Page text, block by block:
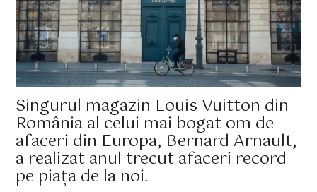
Singurul magazin Louis Vuitton din
România al celui mai bogat om de
afaceri din Europa, Bernard Arnault,
a realizat anul trecut afaceri record
pe piața de la noi.